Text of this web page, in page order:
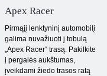
Apex Racer
Pirmąjį lenktyninį automobilį
galima nuvažiuoti į tobulą
„Apex Racer“ trasą. Pakilkite
į pergalės aukštumas,
įveikdami žiedo trasos ratą